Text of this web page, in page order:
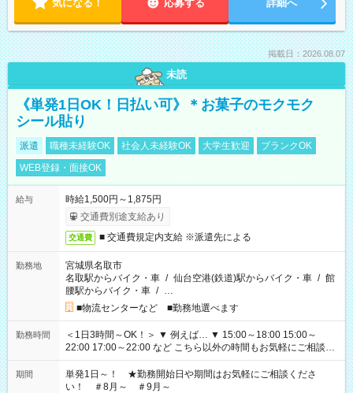
気になる！ 応募する 詳細へ
掲載日：2026.08.07
未読
《単発1日OK！日払い可》＊お菓子のモクモク
シール貼り
派遣 職種未経験OK 社会人未経験OK 大学生歓迎
ブランクOK
WEB登録・面接OK
給与
時給1,500円～1,875円
交通費別途支給あり
交通費 ■ 交通費規定内支給 ※派遣先による
勤務地
宮城県名取市
名取駅からバイク・車 / 仙台空港(鉄道)駅からバイク・車 / 館
腰駅からバイク・車 / …
■物流センターなど ■勤務地選べます
勤務時間
＜1日3時間～OK！＞ ▼ 例えば… ▼ 15:00～18:00 15:00～
22:00 17:00～22:00 など こちら以外の時間もお気軽にご相談く
ださい！
期間
単発1日～！ ★勤務開始日や期間はお気軽にご相談くださ
い！ ＃8月～ ＃9月～